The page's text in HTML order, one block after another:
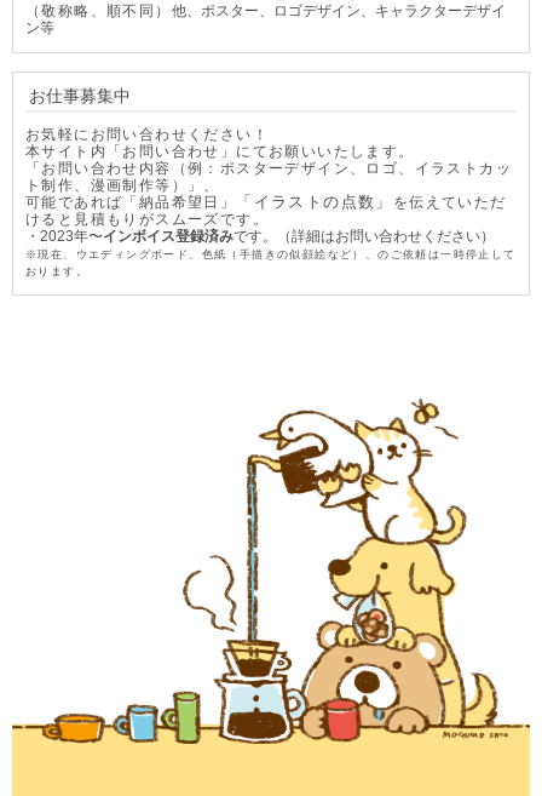
（敬称略、順不同） 他、ポスター、ロゴデザイン、キャラクターデザイ
ン等
お仕事募集中
お気軽にお問い合わせください！
本サイト内「お問い合わせ」にてお願いいたします。
「お問い合わせ内容（例：ポスターデザイン、ロゴ、イラストカッ
ト制作、漫画制作等）」、
可能であれば
「納品希望日」 「イラストの点数」
を伝えていただ
けると 見積もりがスムーズです。
・2023年〜インボイス登録済みです。（詳細はお問い合わせください）
※現在、ウエディングボード、色紙（手描きの似顔絵など）、のご依頼は一時停止して
おります。